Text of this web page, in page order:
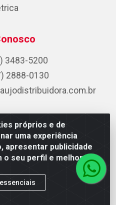
próprios e de
uma experiência
apresentar publicidade
o seu perfil e melhorar a
3483-5200
2888-0130
Carneiro de Campos, 42 -
RJ - CEP 20.920-410 -
0003-85